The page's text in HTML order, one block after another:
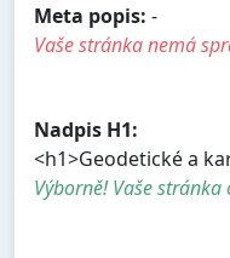
Meta popis: -
Vaše stránka nemá
Nadpis H1:
<h1>Geodetické a
Výborně! Vaše